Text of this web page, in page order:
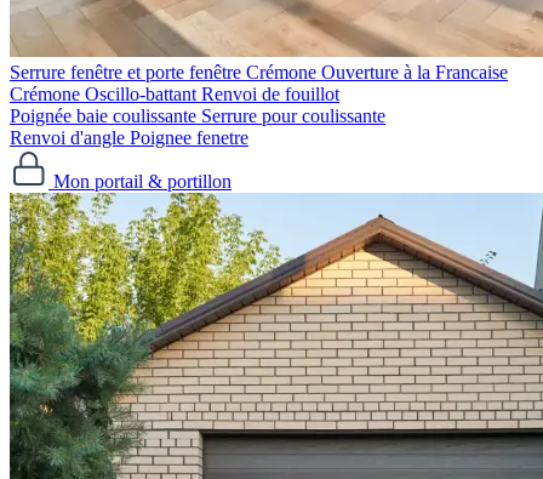
Serrure fenêtre et porte fenêtre
Crémone Ouverture à la Francaise
Crémone Oscillo-battant Renvoi de fouillot
Poignée baie coulissante Serrure pour coulissante
Renvoi d'angle Poignee fenetre
Mon portail & portillon